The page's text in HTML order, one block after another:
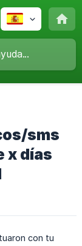
sms
x días
con tu